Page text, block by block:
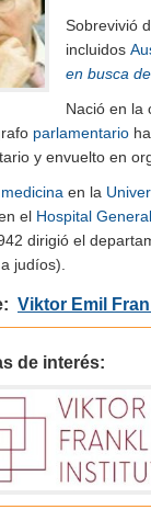
Sobrevivió
incluidos
en busca
Nació en la
parlamentario
y envuelto en
medicina en la
el Hospital
dirigió el
judíos).
Viktor Emil
de interés: